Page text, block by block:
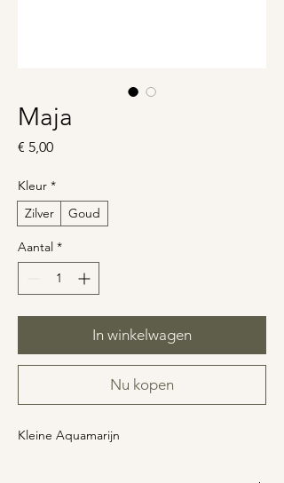
Maja
€ 5,00Prijs
Kleur *
Zilver
Goud
Aantal *
In winkelwagen
Nu kopen
Kleine Aquamarijn